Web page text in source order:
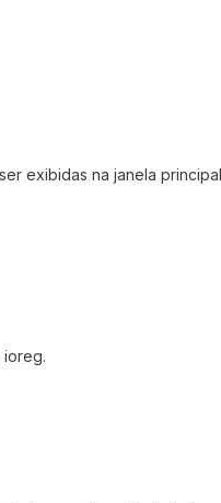
exibidas na janela
ioreg.